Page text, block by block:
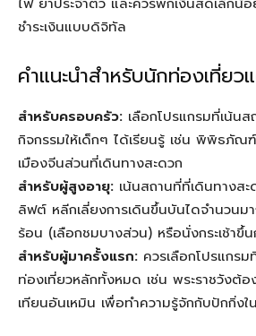
ไฟ ยาประจำตัว และควรพกเงินสดเล็กน้
ชำระเงินแบบดิจิทัล
คำแนะนำสำหรับนักท่องเที่ยว
สำหรับครอบครัว: เลือกโปรแกรมที่เน้น
กิจกรรมให้เด็กๆ ได้เรียนรู้ เช่น พิพิธภั
เมืองจีนส่วนที่เดินทางสะดวก
สำหรับผู้สูงอายุ: เน้นสถานที่ที่เดินทางส
ลิฟต์ หลีกเลี่ยงการเดินขึ้นบันไดจำนวนม
ร้อน (เลือกชมบางส่วน) หรือนั่งกระเช้าขึ้
สำหรับผู้มาครั้งแรก: ควรเลือกโปรแกร
ท่องเที่ยวหลักทั้งหมด เช่น พระราชวังต้
เทียนอันเหมิน เพื่อทำความรู้จักกับปักกิ่งใ